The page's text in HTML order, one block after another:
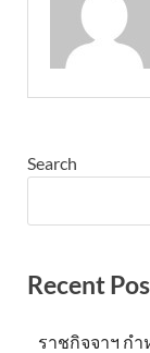
Search
Recent
ราชกิจจาฯ กำ